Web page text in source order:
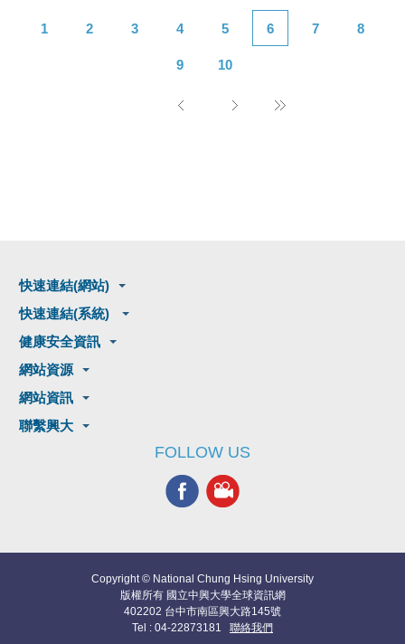
1 2 3 4 5 6 7 8
9 10
快速連結(網站)
快速連結(系統)
健康安全資訊
網站資源
網站資訊
聯繫興大
FOLLOW US
Copyright © National Chung Hsing University
版權所有 國立中興大學全球資訊網
402202 台中市南區興大路145號
Tel : 04-22873181 聯絡我們